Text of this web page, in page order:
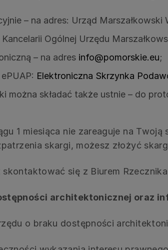
– na adres: Urząd
Ogólnej Urzędu
– na adres info@pomorskie.eu;
Elektroniczna Skrzynka
można składać także ustnie – do
1 miesiąca nie zareaguje na
skargi, możesz złożyć
się z Biurem
architektonicznej oraz
o braku dostępności